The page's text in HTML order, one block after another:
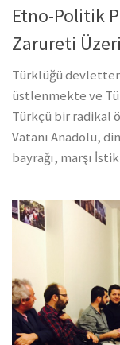
Etno-Politik
Zarureti
Türklüğü
üstlenmekte ve
Türkçü bir radikal
Vatanı Anadolu,
bayrağı, marşı